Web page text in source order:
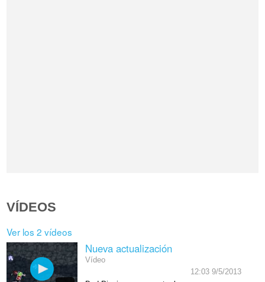
VÍDEOS
Ver los 2 vídeos
Nueva actualización
Vídeo
12:03 9/5/2013